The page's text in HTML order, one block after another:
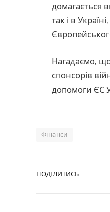
домагається
так і в
Нагадаємо,
спонсорів
допомоги ЄС
Фінанси
ПОДІЛИТИСЬ